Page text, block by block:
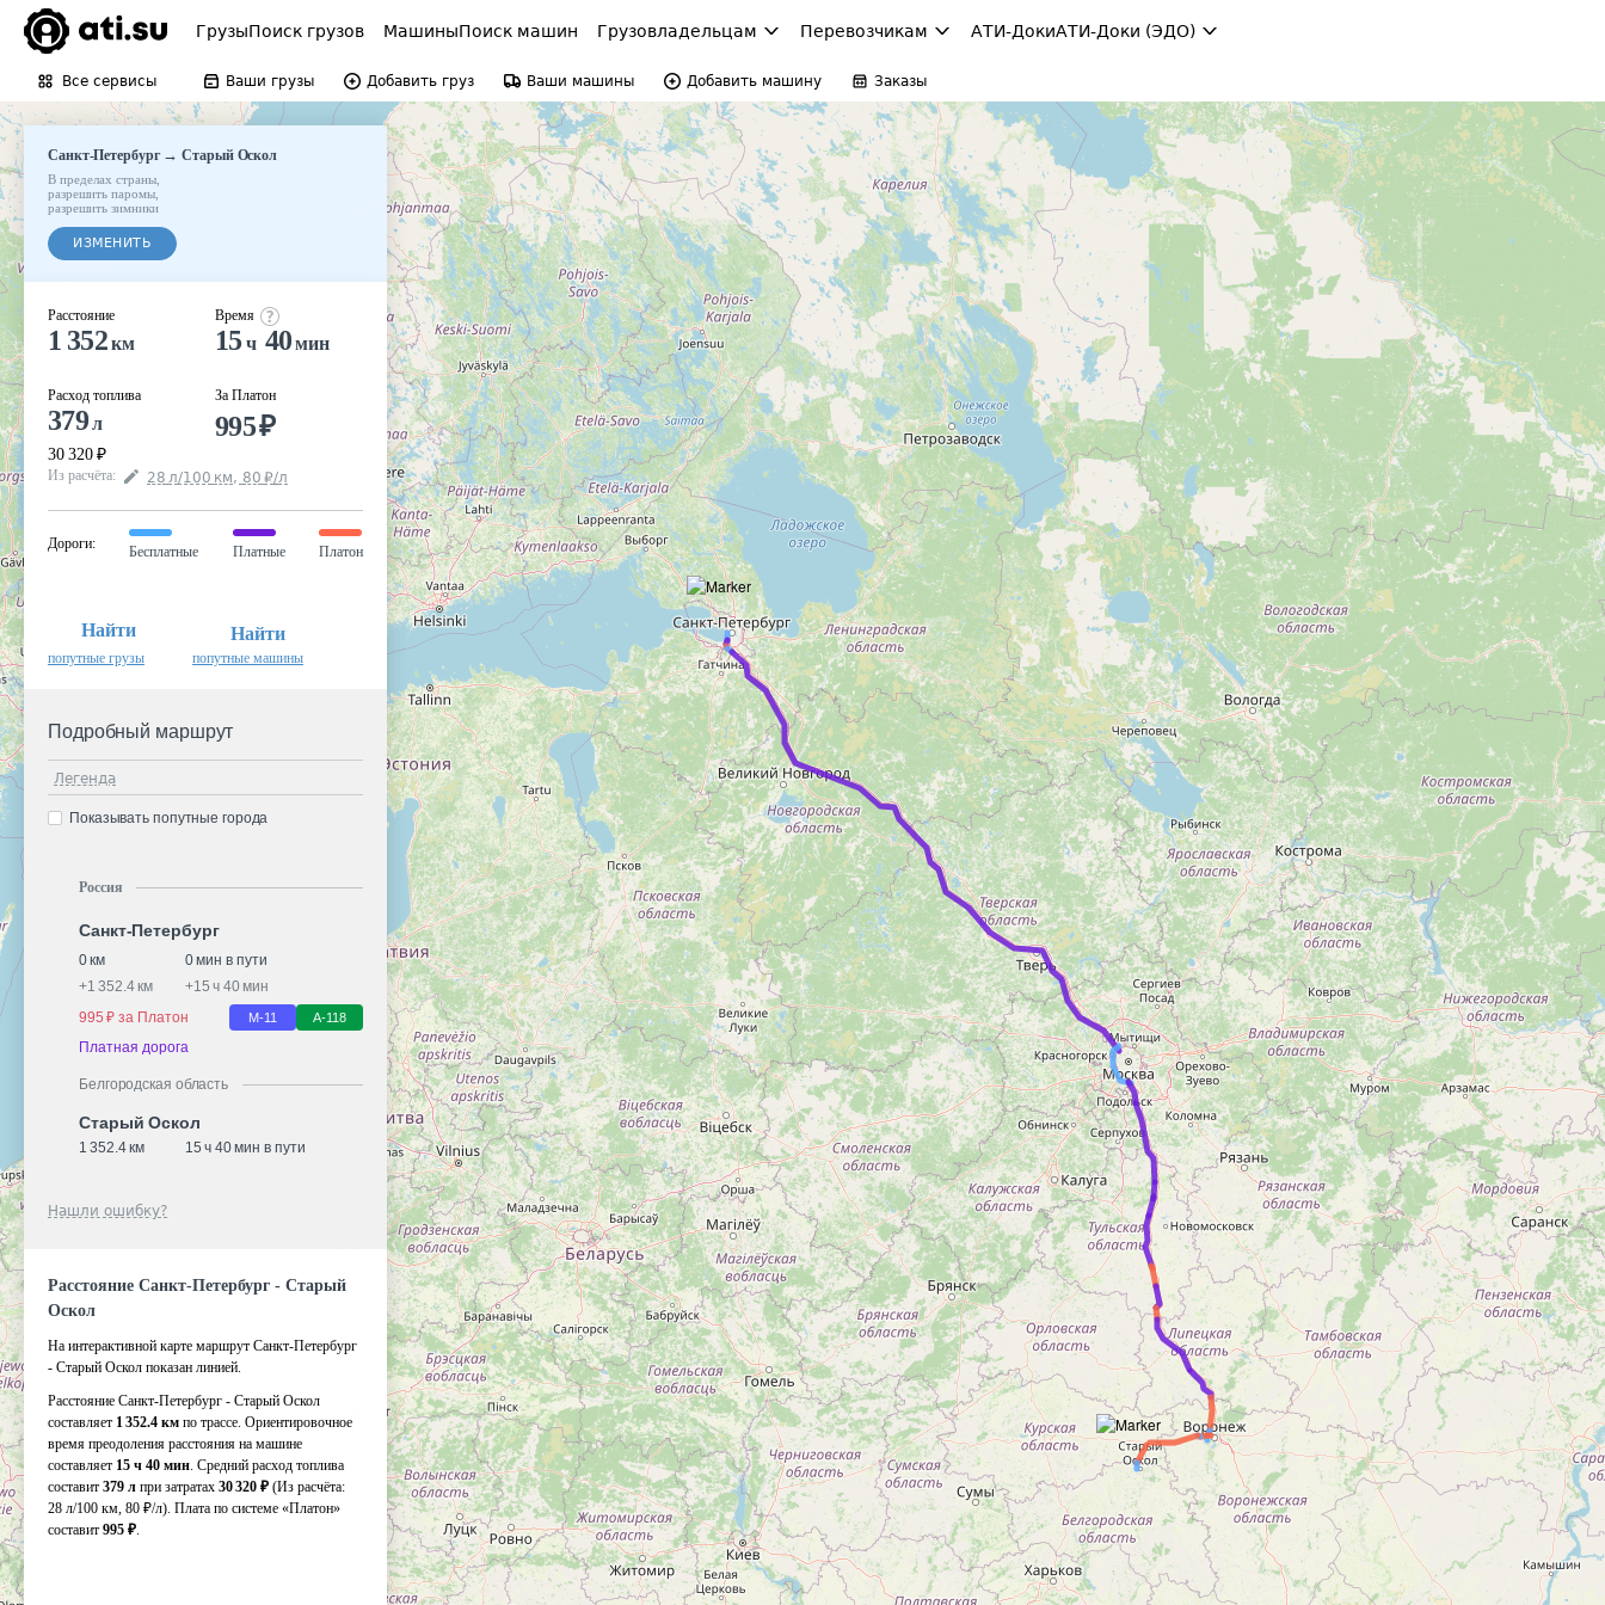
ГрузыПоиск грузов МашиныПоиск машин Грузовладельцам Перевозчикам АТИ-ДокиАТИ-Доки (ЭДО)
Все сервисы Ваши грузы Добавить груз Ваши машины Добавить машину Заказы
Санкт-Петербург→Старый Оскол
В пределах страны
разрешить паромы
разрешить зимники
ИЗМЕНИТЬ
Расстояние
1 352км
Расход топлива
379л
30 320 ₽
Время
15 ч 40 мин
За Платон
995₽
Из расчёта: 28 л/100 км, 80 ₽/л
Дороги:
Бесплатные Платные Платон
Найти
попутные грузы
Найти
попутные машины
Подробный маршрут
Легенда
Показывать попутные города
Россия
Санкт-Петербург
0 км
0 мин в пути
+1 352.4 км +15 ч 40 мин
995 ₽ за Платон
М-11 А-118
Платная дорога
Белгородская область
Старый Оскол
1 352.4 км 15 ч 40 мин в пути
Нашли ошибку?
Расстояние Санкт-Петербург - Старый
Оскол
На интерактивной карте маршрут Санкт-Петербург
- Старый Оскол показан линией.
Расстояние Санкт-Петербург - Старый Оскол
составляет 1 352.4 км по трассе. Ориентировочное
время преодоления расстояния на машине
составляет 15 ч 40 мин. Средний расход топлива
составит 379 л при затратах 30 320 ₽ (Из расчёта:
28 л/100 км, 80 ₽/л). Плата по системе «Платон»
составит 995 ₽.